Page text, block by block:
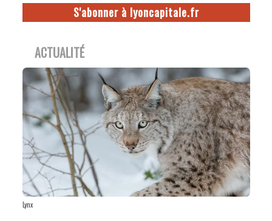
S'abonner à lyoncapitale.fr
ACTUALITÉ
Lynx